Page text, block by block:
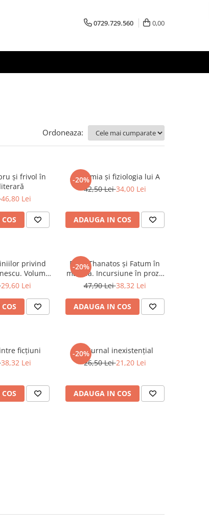
0729.729.560 0,00
Ordoneaza:
și frivol în
46,80 Lei
-20%
Anatomia și fiziologia lui A
42,50 Lei34,00 Lei
ADAUGA IN COS
privind
Volumul
29,60 Lei
-20%
Eros, Thanatos și Fatum în
mahala. Incursiune în proza
lui G. M. Zamfirescu
47,90 Lei38,32 Lei
ADAUGA IN COS
ficțiuni
38,32 Lei
-20%
Eu. Jurnal inexistențial
26,50 Lei21,20 Lei
ADAUGA IN COS